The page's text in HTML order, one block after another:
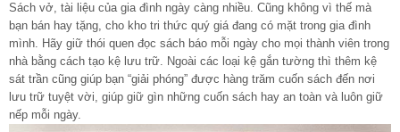
Sách vở, tài liệu của gia đình ngày càng nhiều. Cũng không vì thế mà
bạn bán hay tặng, cho kho tri thức quý giá đang có mặt trong gia đình
mình. Hãy giữ thói quen đọc sách báo mỗi ngày cho mọi thành viên trong
nhà bằng cách tạo kệ lưu trữ. Ngoài các loại kệ gắn tường thì thêm kệ
sát trần cũng giúp bạn “giải phóng” được hàng trăm cuốn sách đến nơi
lưu trữ tuyệt vời, giúp giữ gìn những cuốn sách hay an toàn và luôn giữ
nếp mỗi ngày.